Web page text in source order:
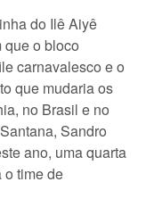
do Ilê Aiyê
que o bloco
carnavalesco e o
que mudaria os
no Brasil e no
Sandro
ano, uma quarta
o time de